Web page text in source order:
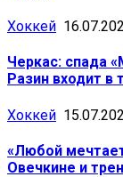
Хоккей
Черкас: спада
Разин входит в
Хоккей
«Любой
Овечкине и